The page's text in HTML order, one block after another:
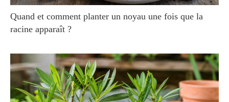
Quand et comment planter un noyau une fois que la
racine apparaît ?